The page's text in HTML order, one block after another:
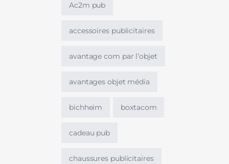
Ac2m pub
accessoires publicitaires
avantage com par l’objet
avantages objet média
bichheim boxtacom
cadeau pub
chaussures publicitaires